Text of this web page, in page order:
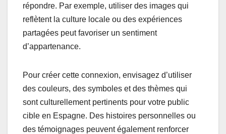
répondre. Par exemple, utiliser des images qui
reflètent la culture locale ou des expériences
partagées peut favoriser un sentiment
d’appartenance.
Pour créer cette connexion, envisagez d’utiliser
des couleurs, des symboles et des thèmes qui
sont culturellement pertinents pour votre public
cible en Espagne. Des histoires personnelles ou
des témoignages peuvent également renforcer